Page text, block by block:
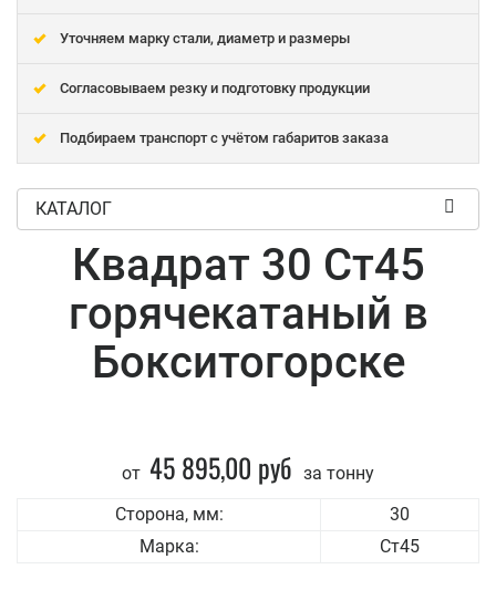
Уточняем марку стали, диаметр и размеры
Согласовываем резку и подготовку продукции
Подбираем транспорт с учётом габаритов заказа
КАТАЛОГ
Квадрат 30 Ст45
горячекатаный в
Бокситогорске
от 45 895,00 руб за тонну
Сторона, мм:
30
Марка:
Ст45